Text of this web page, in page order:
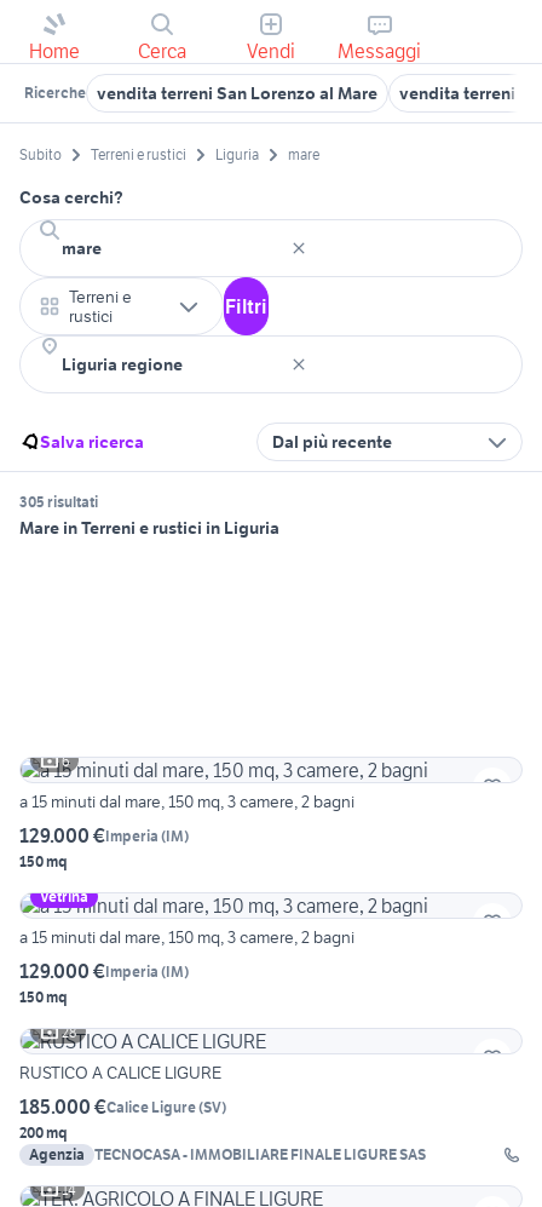
Home Cerca Vendi Messaggi
Ricerche vendita terreni San Lorenzo al Mare vendita terreni
Subito Terreni e rustici Liguria mare
Cosa cerchi?
Terreni e
rustici
Filtri
Salva ricerca Dal più recente
305 risultati
Mare in Terreni e rustici in Liguria
6
a 15 minuti dal mare, 150 mq, 3 camere, 2 bagni
129.000 €Imperia (IM)
150 mq
Vetrina
a 15 minuti dal mare, 150 mq, 3 camere, 2 bagni
129.000 €Imperia (IM)
150 mq
28
RUSTICO A CALICE LIGURE
185.000 €Calice Ligure(SV)
200 mq
Agenzia TECNOCASA - IMMOBILIARE FINALE LIGURE SAS
14